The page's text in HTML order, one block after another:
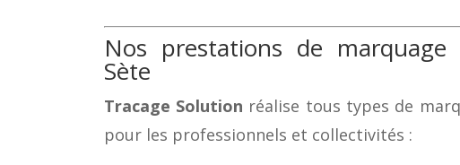
Nos prestations de
Sète
Tracage Solution réalise tous types de
pour les professionnels et collectivités :